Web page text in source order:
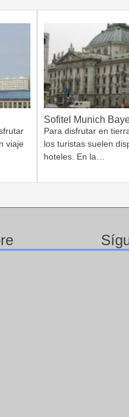
viaje
Sofitel Munich
Para disfrutar en
los turistas suelen
hoteles. En la…